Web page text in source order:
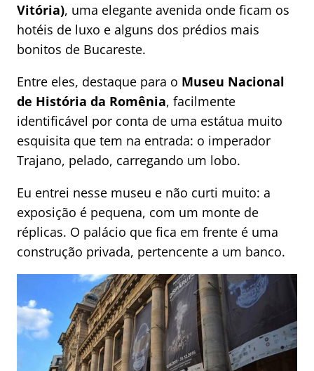
Vitória), uma elegante avenida onde ficam os
hotéis de luxo e alguns dos prédios mais
bonitos de Bucareste.
Entre eles, destaque para o Museu Nacional
de História da Romênia, facilmente
identificável por conta de uma estátua muito
esquisita que tem na entrada: o imperador
Trajano, pelado, carregando um lobo.
Eu entrei nesse museu e não curti muito: a
exposição é pequena, com um monte de
réplicas. O palácio que fica em frente é uma
construção privada, pertencente a um banco.